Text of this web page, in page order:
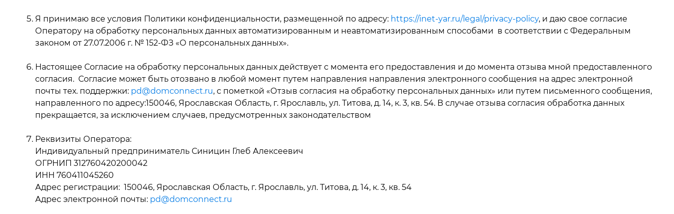
Я принимаю все условия Политики конфиденциальности, размещенной по адресу: https://inet-yar.ru/legal/privacy-policy, и даю свое согласие
Оператору на обработку персональных данных автоматизированным и неавтоматизированным способами в соответствии с Федеральным
законом от 27.07.2006 г. № 152-ФЗ «О персональных данных».
Настоящее Согласие на обработку персональных данных действует с момента его предоставления и до момента отзыва мной предоставленного
согласия. Согласие может быть отозвано в любой момент путем направления направления электронного сообщения на адрес электронной
почты тех. поддержки: pd@domconnect.ru, с пометкой «Отзыв согласия на обработку персональных данных» или путем письменного сообщения,
направленного по адресу:150046, Ярославская Область, г. Ярославль, ул. Титова, д. 14, к. 3, кв. 54. В случае отзыва согласия обработка данных
прекращается, за исключением случаев, предусмотренных законодательством
Реквизиты Оператора:
Индивидуальный предприниматель Синицин Глеб Алексеевич
ОГРНИП 312760420200042
ИНН 760411045260
Адрес регистрации: 150046, Ярославская Область, г. Ярославль, ул. Титова, д. 14, к. 3, кв. 54
Адрес электронной почты: pd@domconnect.ru